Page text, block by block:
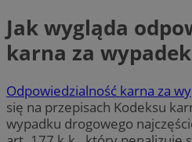
Jak wygląda
karna za
Odpowiedzialność karna za
się na przepisach Kodeksu
wypadku drogowego